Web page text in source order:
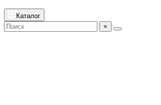
Каталог
×